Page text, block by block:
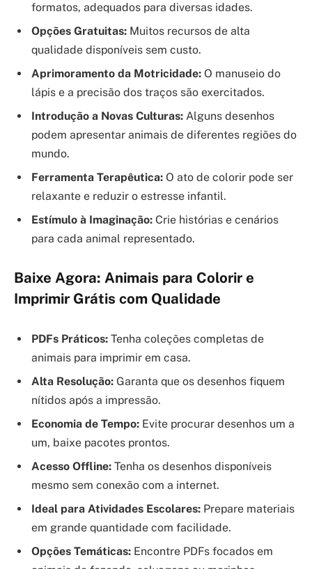
formatos, adequados para diversas idades.
Opções Gratuitas: Muitos recursos de alta
qualidade disponíveis sem custo.
Aprimoramento da Motricidade: O manuseio do
lápis e a precisão dos traços são exercitados.
Introdução a Novas Culturas: Alguns desenhos
podem apresentar animais de diferentes regiões do
mundo.
Ferramenta Terapêutica: O ato de colorir pode ser
relaxante e reduzir o estresse infantil.
Estímulo à Imaginação: Crie histórias e cenários
para cada animal representado.
Baixe Agora: Animais para Colorir e
Imprimir Grátis com Qualidade
PDFs Práticos: Tenha coleções completas de
animais para imprimir em casa.
Alta Resolução: Garanta que os desenhos fiquem
nítidos após a impressão.
Economia de Tempo: Evite procurar desenhos um a
um, baixe pacotes prontos.
Acesso Offline: Tenha os desenhos disponíveis
mesmo sem conexão com a internet.
Ideal para Atividades Escolares: Prepare materiais
em grande quantidade com facilidade.
Opções Temáticas: Encontre PDFs focados em